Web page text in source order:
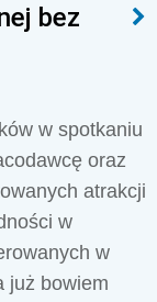
bez
w spotkaniu
oraz
atrakcji
w
w
już bowiem